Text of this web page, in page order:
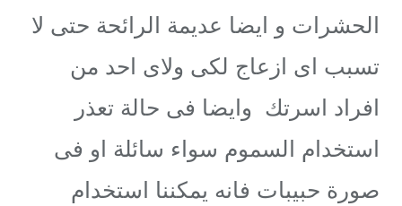
الحشرات و ايضا عديمة الرائحة حتى لا
تسبب اى ازعاج لكى ولاى احد من
افراد اسرتك وايضا فى حالة تعذر
استخدام السموم سواء سائلة او فى
صورة حبيبات فانه يمكننا استخدام